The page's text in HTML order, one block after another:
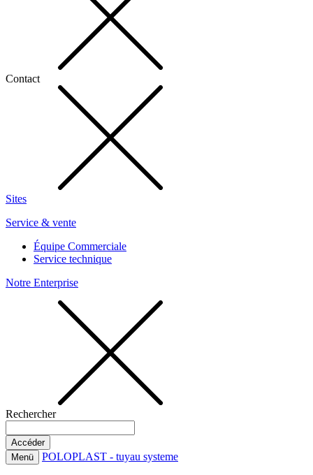
Contact
Sites
Service & vente
Équipe Commerciale
Service technique
Notre Enterprise
Rechercher
Menü POLOPLAST - tuyau systeme